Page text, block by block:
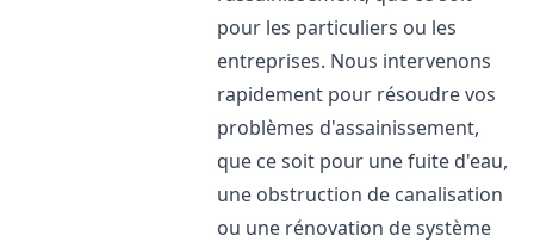
pour les particuliers ou les
entreprises. Nous intervenons
rapidement pour résoudre vos
problèmes d'assainissement,
que ce soit pour une fuite d'eau,
une obstruction de canalisation
ou une rénovation de système